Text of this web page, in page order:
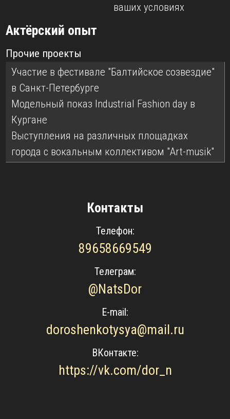
ваших условиях
Актёрский опыт
Прочие проекты
Участие в фестивале "Балтийское созвездие"
в Санкт-Петербурге
Модельный показ Industrial Fashion day в
Кургане
Выступления на различных площадках
города с вокальным коллективом "Art-musik"
Контакты
Телефон:
89658669549
Телеграм:
@NatsDor
E-mail:
doroshenkotysya@mail.ru
ВКонтакте:
https://vk.com/dor_n